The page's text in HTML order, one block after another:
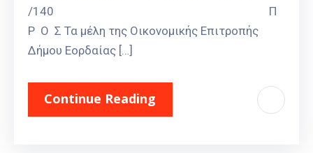
/140 Π
Ρ Ο Σ Τα μέλη της Οικονομικής Επιτροπής
Δήμου Εορδαίας […]
Continue Reading